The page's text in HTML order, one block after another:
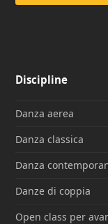
Discipline
Danza aerea
Danza classica
Danza
Danze di coppia
Open class per